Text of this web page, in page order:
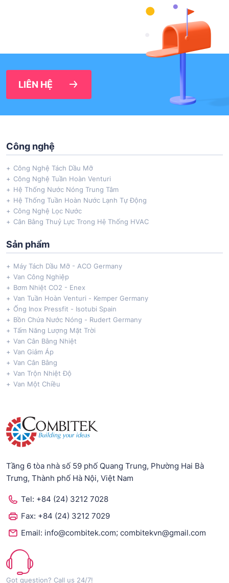
LIÊN HỆ
Công nghệ
Công Nghệ Tách Dầu Mỡ
Công Nghệ Tuần Hoàn Venturi
Hệ Thống Nước Nóng Trung Tâm
Hệ Thống Tuần Hoàn Nước Lạnh Tự Động
Công Nghệ Lọc Nước
Cân Bằng Thuỷ Lực Trong Hệ Thống HVAC
Sản phẩm
Máy Tách Dầu Mỡ - ACO Germany
Van Công Nghiệp
Bơm Nhiệt CO2 - Enex
Van Tuần Hoàn Venturi - Kemper Germany
Ống Inox Pressfit - Isotubi Spain
Bồn Chứa Nước Nóng - Rudert Germany
Tấm Năng Lượng Mặt Trời
Van Cân Bằng Nhiệt
Van Giảm Áp
Van Cân Bằng
Van Trộn Nhiệt Độ
Van Một Chiều
Tầng 6 tòa nhà số 59 phố Quang Trung, Phường Hai Bà
Trưng, Thành phố Hà Nội, Việt Nam
Tel: +84 (24) 3212 7028
Fax: +84 (24) 3212 7029
Email: info@combitek.com; combitekvn@gmail.com
Got question? Call us 24/7!